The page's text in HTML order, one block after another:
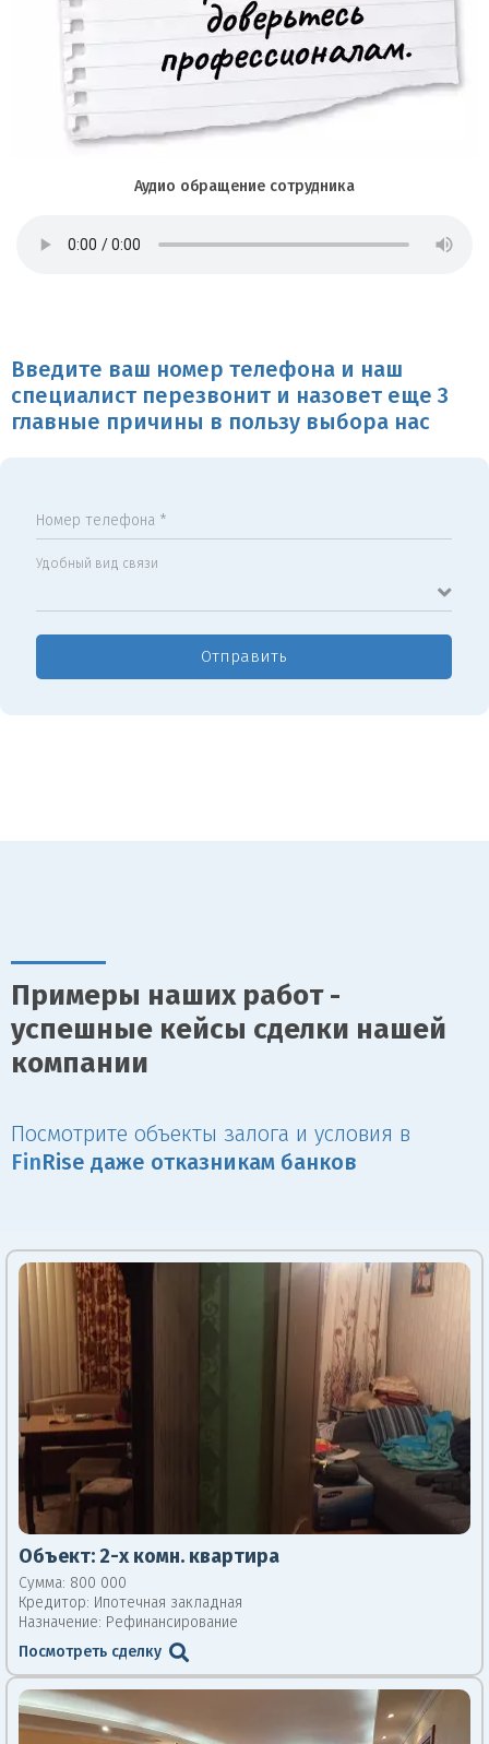
Аудио обращение сотрудника
Введите ваш номер телефона и наш
специалист перезвонит и назовет еще 3
главные причины в пользу выбора нас
Номер телефона *
Удобный вид связи
Отправить
Примеры наших работ -
успешные кейсы сделки нашей
компании
Посмотрите объекты залога и условия в
Fin Rise даже отказникам банков
Объект: 2-х комн. квартира
Сумма: 800 000
Кредитор: Ипотечная закладная
Назначение: Рефинансирование
Посмотреть сделку